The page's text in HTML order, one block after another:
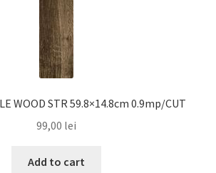
WOOD STR 59.8×14.8cm 0.9mp/CUT
99,00 lei
Add to cart